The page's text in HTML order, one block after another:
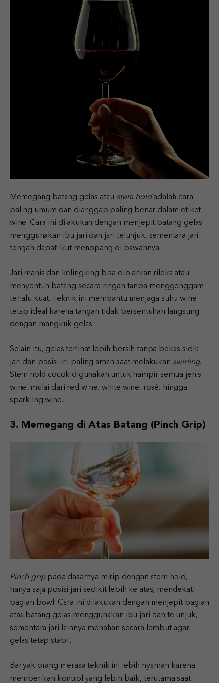
Memegang batang gelas atau stem holdadalah cara
paling umum dan dianggap paling benar dalam etiket
wine. Cara ini dilakukan dengan menjepit batang gelas
menggunakan ibu jari dan jari telunjuk, sementara jari
tengah dapat ikut menopang di bawahnya.
Jari manis dan kelingking bisa dibiarkan rileks atau
menyentuh batang secara ringan tanpa menggenggam
terlalu kuat. Teknik ini membantu menjaga suhu wine
tetap ideal karena tangan tidak bersentuhan langsung
dengan mangkuk gelas.
Selain itu, gelas terlihat lebih bersih tanpa bekas sidik
jari dan posisi ini paling aman saat melakukan swirling.
Stem hold cocok digunakan untuk hampir semua jenis
wine, mulai dari red wine, white wine, rosé, hingga
sparkling wine.
3. Memegang di Atas Batang (Pinch Grip)
Pinch grip pada dasarnya mirip dengan stem hold,
hanya saja posisi jari sedikit lebih ke atas, mendekati
bagian bowl. Cara ini dilakukan dengan menjepit bagian
atas batang gelas menggunakan ibu jari dan telunjuk,
sementara jari lainnya menahan secara lembut agar
gelas tetap stabil.
Banyak orang merasa teknik ini lebih nyaman karena
memberikan kontrol yang lebih baik, terutama saat